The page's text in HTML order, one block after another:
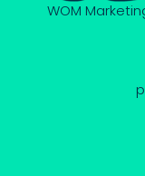
WOM